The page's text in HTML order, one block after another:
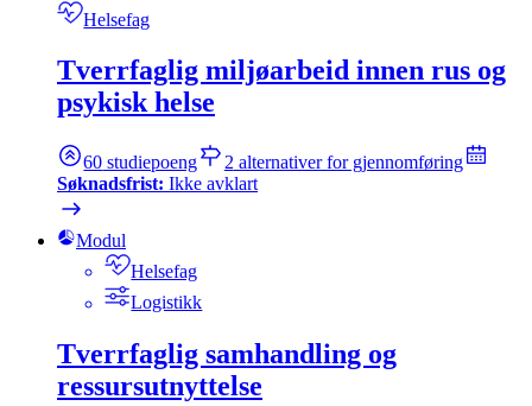
Helsefag
Tverrfaglig miljøarbeid innen rus og
psykisk helse
60 studiepoeng 2 alternativer for gjennomføring
Søknadsfrist: Ikke avklart
Modul
Helsefag
Logistikk
Tverrfaglig samhandling og
ressursutnyttelse